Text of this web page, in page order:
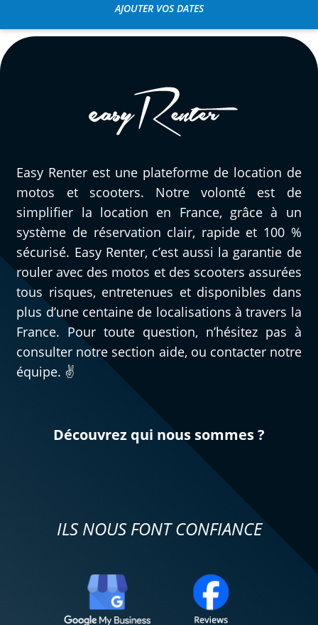
AJOUTER VOS DATES
Easy Renter est une plateforme de location de
motos et scooters. Notre volonté est de
simplifier la location en France, grâce à un
système de réservation clair, rapide et 100 %
sécurisé. Easy Renter, c’est aussi la garantie de
rouler avec des motos et des scooters assurées
tous risques, entretenues et disponibles dans
plus d’une centaine de localisations à travers la
France. Pour toute question, n’hésitez pas à
consulter notre section aide, ou contacter notre
équipe. ✌️
Découvrez qui nous sommes ?
ILS NOUS FONT CONFIANCE